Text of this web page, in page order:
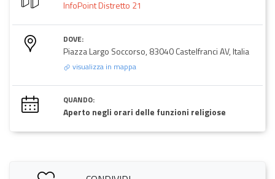
InfoPoint Distretto 21
DOVE:
Piazza Largo Soccorso, 83040 Castelfranci AV, Italia
visualizza in mappa
QUANDO:
Aperto negli orari delle funzioni religiose